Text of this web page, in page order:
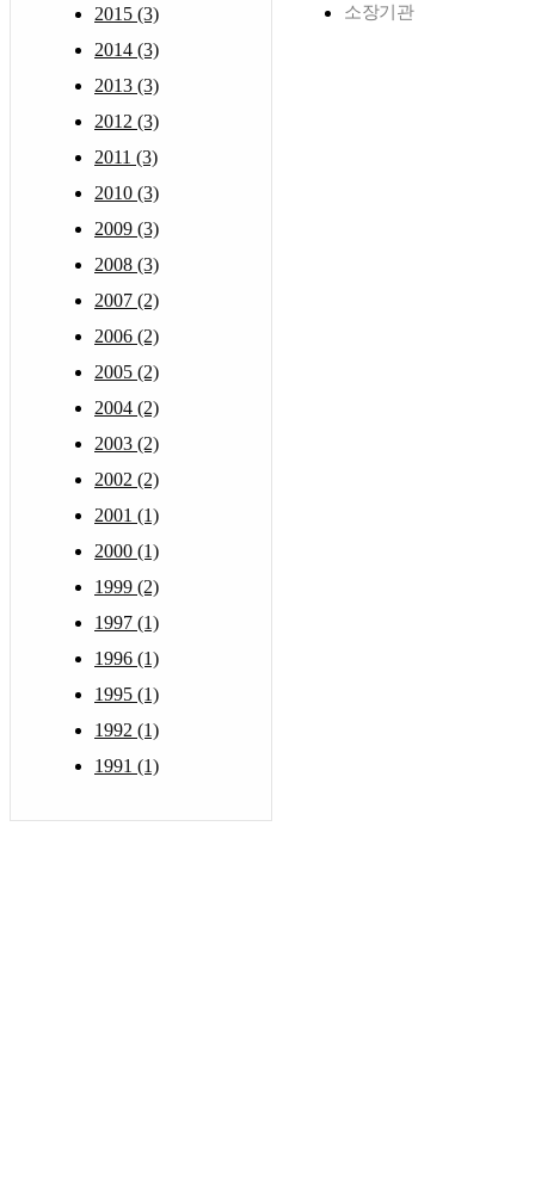
2015 (3)
2014 (3)
2013 (3)
2012 (3)
2011 (3)
2010 (3)
2009 (3)
2008 (3)
2007 (2)
2006 (2)
2005 (2)
2004 (2)
2003 (2)
2002 (2)
2001 (1)
2000 (1)
1999 (2)
1997 (1)
1996 (1)
1995 (1)
1992 (1)
1991 (1)
소장기관